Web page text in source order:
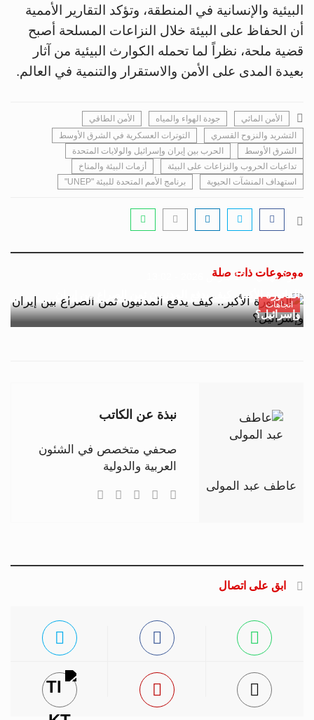
البيئية والإنسانية في المنطقة، وتؤكد التقارير الأممية
أن الحفاظ على البيئة خلال النزاعات المسلحة أصبح
قضية ملحة، نظراً لما تحمله الكوارث البيئية من آثار
بعيدة المدى على الأمن والاستقرار والتنمية في العالم.
الأمن المائي جودة الهواء والمياه
الأمن الطاقي
التشريد والنزوح القسري
التوترات العسكرية في الشرق الأوسط
الشرق الأوسط
الحرب بين إيران وإسرائيل والولايات المتحدة
تداعيات الحروب والنزاعات على البيئة
أزمات البيئة والمناخ
استهداف المنشآت الحيوية
برنامج الأمم المتحدة للبيئة "UNEP"
موضوعات ذات صلة
اتجاهات
فيولا فهمي 10 مارس 2026 - 13:02
الفاتورة الأكبر.. كيف يدفع المدنيون ثمن الصراع بين إيران
وإسرائيل؟
عاطف عبد المولى
نبذة عن الكاتب
صحفي متخصص في الشئون
العربية والدولية
ابق على اتصال